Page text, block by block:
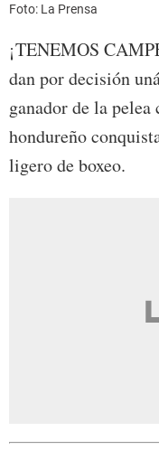
Foto: La Prensa
¡TENEMOS
dan por decisión
ganador de la
hondureño
ligero de boxeo.